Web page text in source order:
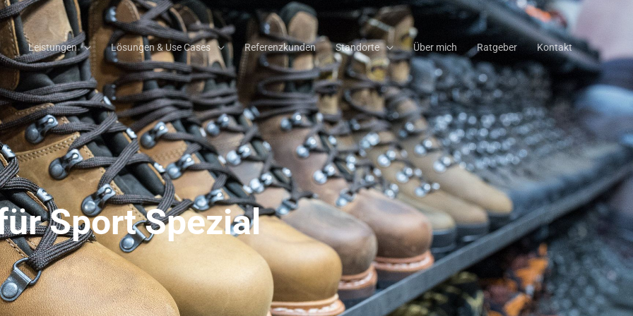
Leistungen Lösungen & Use Cases Referenzkunden Standorte Über mich Ratgeber Kontakt
Sport Spezial